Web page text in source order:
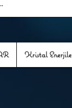
Kristal